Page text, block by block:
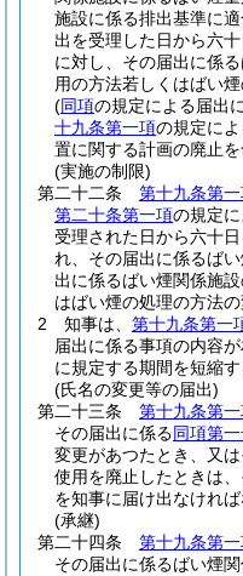
施設に係る排出基準に
出を受理した日から六
に対し、その届出に係
用の方法若しくはばい
(同項の規定による届出
十九条第一項の規定に
置に関する計画の廃止を
(実施の制限)
第二十二条
第十九条第
第二十条第一項の規定
受理された日から六十
れ、その届出に係るば
出に係るばい煙関係施
はばい煙の処理の方法
2
知事は、 第十九条第一
届出に係る事項の内容
に規定する期間を短縮す
(氏名の変更等の届出)
第二十三条
第十九条第
その届出に係る同項第
変更があつたとき、又
使用を廃止したときは
を知事に届け出なければ
(承継)
第二十四条
第十九条第
その届出に係るばい煙